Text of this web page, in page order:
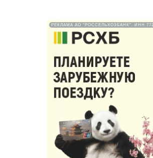
РЕКЛАМА АО "РОССЕЛЬХОЗБАНК". ИНН